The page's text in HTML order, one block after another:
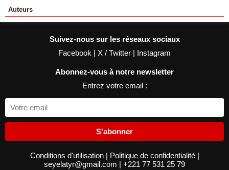
Auteurs
Suivez-nous sur les réseaux sociaux
Facebook | X / Twitter | Instagram
Abonnez-vous à notre newsletter
Entrez votre email :
S'abonner
Conditions d'utilisation | Politique de confidentialité |
seyelatyr@gmail.com | +221 77 531 25 79